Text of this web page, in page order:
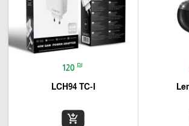
120 ₪
LCH94 TC-I
add_shopping_cart